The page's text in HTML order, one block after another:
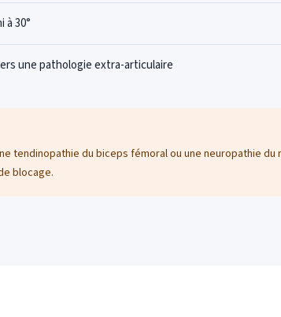
30°
une pathologie extra-articulaire
tendinopathie du biceps fémoral ou une neuropathie du
blocage.